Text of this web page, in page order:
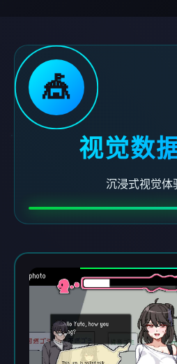
🎪
视觉数
沉浸式视觉体